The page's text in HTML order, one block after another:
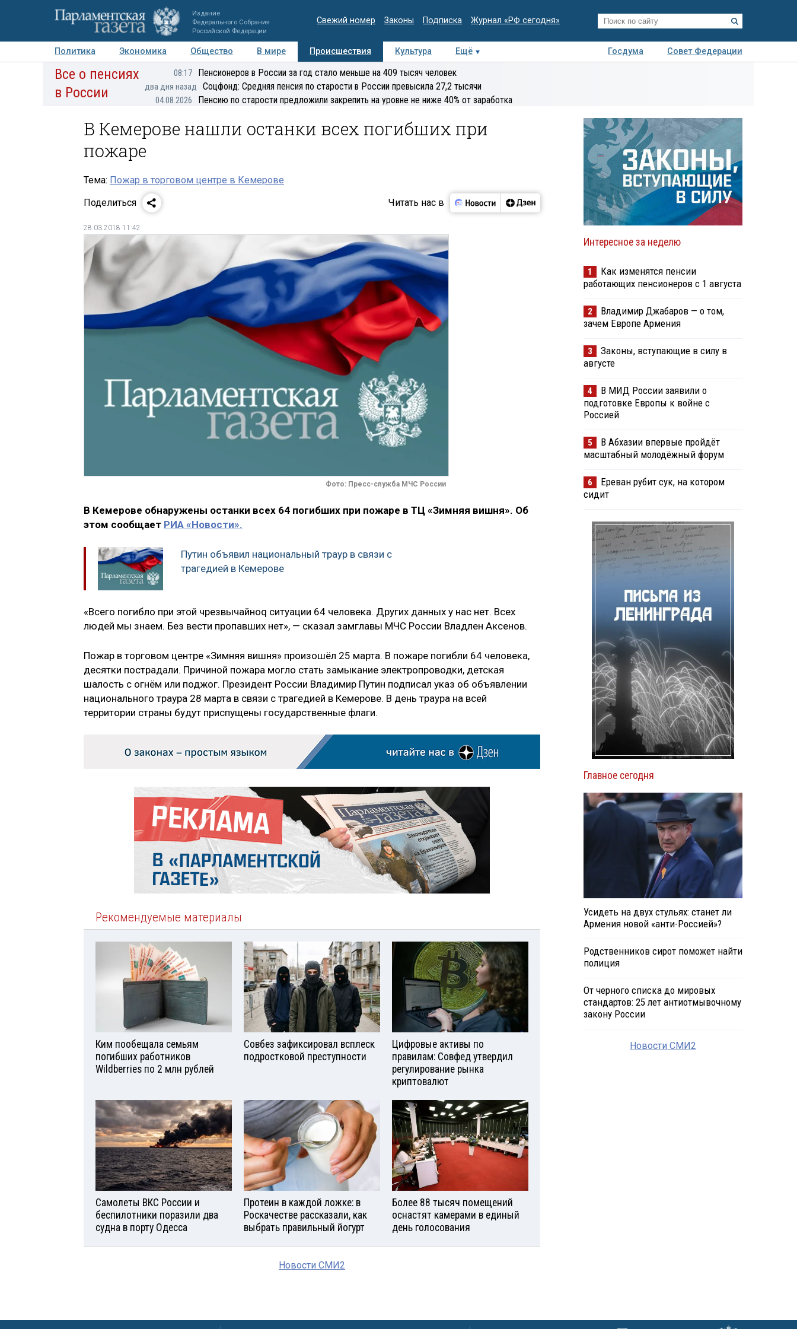
Издание
Федерального Собрания
Российской Федерации
Свежий номер Законы Подписка Журнал «РФ сегодня»
Политика Экономика Общество В мире Происшествия Культура Ещё Госдума
Совет Федерации
Авторы Персоны Мнения Регионы Медиацентр Интервью Колумнисты
Все о пенсиях
в России
08:17 Пенсионеров в России за год стало меньше на 409 тысяч человек
два дня назад Соцфонд: Средняя пенсия по старости в России превысила 27,2 тысячи
04.08.2026 Пенсию по старости предложили закрепить на уровне не ниже 40% от заработка
В Кемерове нашли останки всех погибших при
пожаре
Тема: Пожар в торговом центре в Кемерове
Поделиться
Читать нас в
28.03.2018 11:42
Фото: Пресс-служба МЧС России
В Кемерове обнаружены останки всех 64 погибших при пожаре в ТЦ «Зимняя вишня». Об
этом сообщает РИА «Новости».
Путин объявил национальный траур в связи с
трагедией в Кемерове
«Всего погибло при этой чрезвычайноq ситуации 64 человека. Других данных у нас нет. Всех
людей мы знаем. Без вести пропавших нет», — сказал замглавы МЧС России Владлен Аксенов.
Пожар в торговом центре «Зимняя вишня» произошёл 25 марта. В пожаре погибли 64 человека,
десятки пострадали. Причиной пожара могло стать замыкание электропроводки, детская
шалость с огнём или поджог. Президент России Владимир Путин подписал указ об объявлении
национального траура 28 марта в связи с трагедией в Кемерове. В день траура на всей
территории страны будут приспущены государственные флаги.
Рекомендуемые материалы
Ким пообещала семьям
погибших работников
Wildberries по 2 млн рублей
Совбез зафиксировал всплеск
подростковой преступности
Цифровые активы по
правилам: Совфед утвердил
регулирование рынка
криптовалют
Самолеты ВКС России и
беспилотники поразили два
судна в порту Одесса
Протеин в каждой ложке: в
Роскачестве рассказали, как
выбрать правильный йогурт
Более 88 тысяч помещений
оснастят камерами в единый
день голосования
Новости СМИ2
Интересное за неделю
1
Как изменятся пенсии
работающих пенсионеров с 1 августа
2
Владимир Джабаров — о том,
зачем Европе Армения
3
Законы, вступающие в силу в
августе
4
В МИД России заявили о
подготовке Европы к войне с
Россией
5
В Абхазии впервые пройдёт
масштабный молодёжный форум
6
Ереван рубит сук, на котором
сидит
Главное сегодня
Усидеть на двух стульях: станет ли
Армения новой «анти-Россией»?
Родственников сирот поможет найти
полиция
От черного списка до мировых
стандартов: 25 лет антиотмывочному
закону России
Новости СМИ2